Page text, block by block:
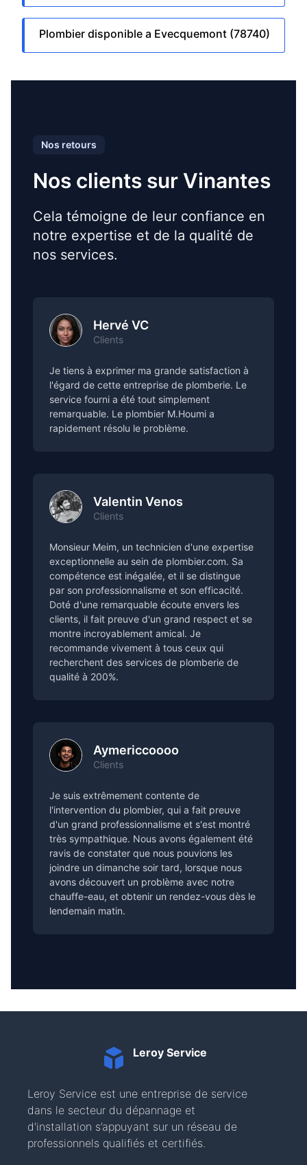
Plombier disponible a Evecquemont (78740)
Nos retours
Nos clients sur Vinantes
Cela témoigne de leur confiance en
notre expertise et de la qualité de
nos services.
Hervé VC
Clients
Je tiens à exprimer ma grande satisfaction à
l'égard de cette entreprise de plomberie. Le
service fourni a été tout simplement
remarquable. Le plombier M.Houmi a
rapidement résolu le problème.
Valentin Venos
Clients
Monsieur Meim, un technicien d'une expertise
exceptionnelle au sein de plombier.com. Sa
compétence est inégalée, et il se distingue
par son professionnalisme et son efficacité.
Doté d'une remarquable écoute envers les
clients, il fait preuve d'un grand respect et se
montre incroyablement amical. Je
recommande vivement à tous ceux qui
recherchent des services de plomberie de
qualité à 200%.
Aymericcoooo
Clients
Je suis extrêmement contente de
l'intervention du plombier, qui a fait preuve
d'un grand professionnalisme et s'est montré
très sympathique. Nous avons également été
ravis de constater que nous pouvions les
joindre un dimanche soir tard, lorsque nous
avons découvert un problème avec notre
chauffe-eau, et obtenir un rendez-vous dès le
lendemain matin.
Leroy Service
Leroy Service est une entreprise de service
dans le secteur du dépannage et
d'installation s’appuyant sur un réseau de
professionnels qualifiés et certifiés.